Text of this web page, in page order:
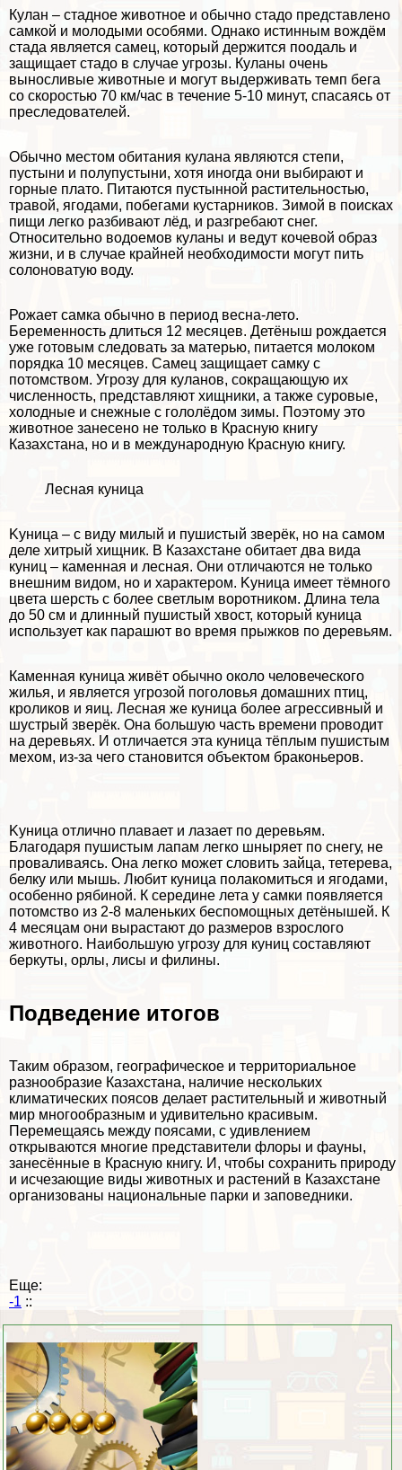
Кулан – стадное животное и обычно стадо представлено
самкой и молодыми особями. Однако истинным вождём
стада является самец, который держится поодаль и
защищает стадо в случае угрозы. Куланы очень
выносливые животные и могут выдерживать темп бега
со скоростью 70 км/час в течение 5-10 минут, спасаясь от
преследователей.
Обычно местом обитания кулана являются степи,
пустыни и полупустыни, хотя иногда они выбирают и
горные плато. Питаются пустынной растительностью,
травой, ягодами, побегами кустарников. Зимой в поисках
пищи легко разбивают лёд, и разгребают снег.
Относительно водоемов куланы и ведут кочевой образ
жизни, и в случае крайней необходимости могут пить
солоноватую воду.
Рожает самка обычно в период весна-лето.
Беременность длиться 12 месяцев. Детёныш рождается
уже готовым следовать за матерью, питается молоком
порядка 10 месяцев. Самец защищает самку с
потомством. Угрозу для куланов, сокращающую их
численность, представляют хищники, а также суровые,
холодные и снежные с гололёдом зимы. Поэтому это
животное занесено не только в Красную книгу
Казахстана, но и в международную Красную книгу.
Лесная кyница
Kyница – с виду милый и пушистый зверёк, но на самом
деле хитрый хищник. В Казахстане обитает два вида
кyниц – каменная и лесная. Они отличаются не только
внешним видом, но и хаpaктером. Kyница имеет тёмного
цвета шерсть с более светлым воротником. Длина тела
до 50 см и длинный пушистый хвост, который кyница
использует как парашют во время прыжков по деревьям.
Каменная кyница живёт обычно около человеческого
жилья, и является угрозой поголовья домашних птиц,
кроликов и яиц. Лесная же кyница более агрессивный и
шустрый зверёк. Она большую часть времени проводит
на деревьях. И отличается эта кyница тёплым пушистым
мехом, из-за чего становится объектом бpaконьеров.
Kyница отлично плавает и лазает по деревьям.
Благодаря пушистым лапам легко шныряет по снегу, не
проваливаясь. Она легко может словить зайца, тетерева,
белку или мышь. Любит кyница полакомиться и ягодами,
особенно рябиной. К середине лета у самки появляется
потомство из 2-8 маленьких беспомощных детёнышей. К
4 месяцам они вырастают до размеров взрослого
животного. Наибольшую угрозу для кyниц составляют
беркуты, орлы, лисы и филины.
Подведение итогов
Таким образом, географическое и территориальное
разнообразие Казахстана, наличие нескольких
климатических поясов делает растительный и животный
мир многообразным и удивительно красивым.
Перемещаясь между поясами, с удивлением
открываются многие представители флоры и фауны,
занесённые в Красную книгу. И, чтобы сохранить природу
и исчезающие виды животных и растений в Казахстане
организованы национальные парки и заповедники.
Еще:
-1 ::